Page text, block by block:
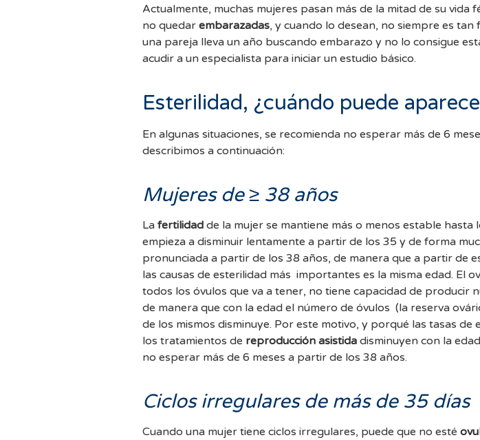
Actualmente, muchas mujeres pasan más de la mitad de su vida
no quedar embarazadas, y cuando lo desean, no siempre es tan fácil.
una pareja lleva un año buscando embarazo y no lo consigue
acudir a un especialista para iniciar un estudio básico.
Esterilidad, ¿cuándo puede
En algunas situaciones, se recomienda no esperar más de 6
describimos a continuación:
Mujeres de ≥ 38 años
La fertilidad de la mujer se mantiene más o menos estable hasta
empieza a disminuir lentamente a partir de los 35 y de forma
pronunciada a partir de los 38 años, de manera que a partir de
las causas de esterilidad más importantes es la misma edad. El ovario “nace” con
todos los óvulos que va a tener, no tiene capacidad de producir
de manera que con la edad el número de óvulos (la reserva
de los mismos disminuye. Por este motivo, y porqué las tasas de embarazo con
los tratamientos de reproducción asistida disminuyen con la
no esperar más de 6 meses a partir de los 38 años.
Ciclos irregulares de más de 35 días
Cuando una mujer tiene ciclos irregulares, puede que no esté